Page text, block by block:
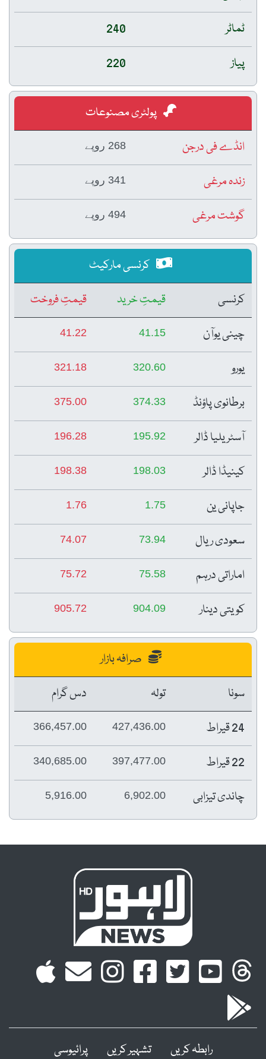
ٹماٹر
240
پیاز
220
پولٹری مصنوعات
انڈے فی درجن
268 روپے
زندہ مرغی 341 روپے
گوشت مرغی 494 روپے
کرنسی مارکیٹ
کرنسی
قیمتِ خرید
قیمتِ فروخت
چینی یوآن
41.15
41.22
یورو 320.60
321.18
برطانوی پاؤنڈ 374.33
375.00
آسٹریلیا ڈالر 195.92
196.28
کینیڈا ڈالر 198.03
198.38
جاپانی ین 1.75
1.76
سعودی ریال 73.94
74.07
اماراتی درہم 75.58
75.72
کویتی دینار 904.09
905.72
صرافہ بازار
سونا
تولہ
دس گرام
24 قیراط
427,436.00
366,457.00
22 قیراط 397,477.00
340,685.00
چاندی تیزابی 6,902.00
5,916.00
رابطہ کریں تشہیر کریں پرائیوسی